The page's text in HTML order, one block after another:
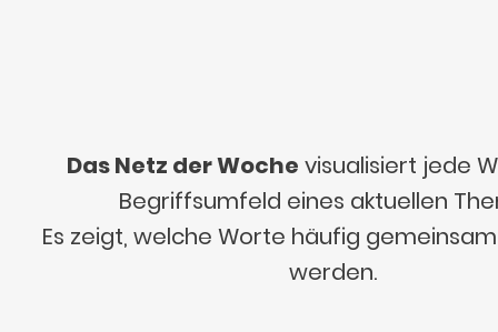
Das Netz der Woche visualisiert jede
Begriffsumfeld eines aktuellen
Es zeigt, welche Worte häufig
werden.